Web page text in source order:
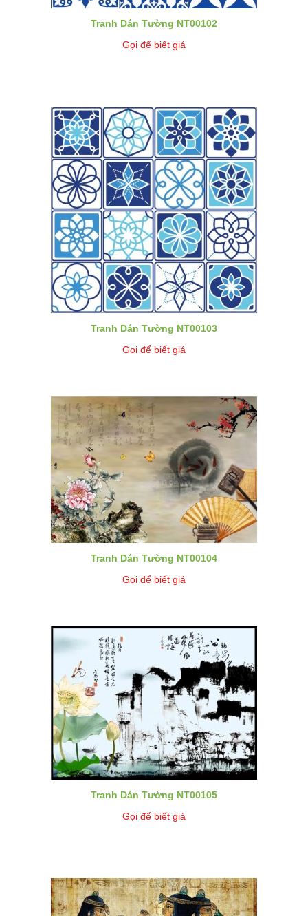
Tranh Dán Tường NT00102
Gọi để biết giá
Tranh Dán Tường NT00103
Gọi để biết giá
Tranh Dán Tường NT00104
Gọi để biết giá
Tranh Dán Tường NT00105
Gọi để biết giá